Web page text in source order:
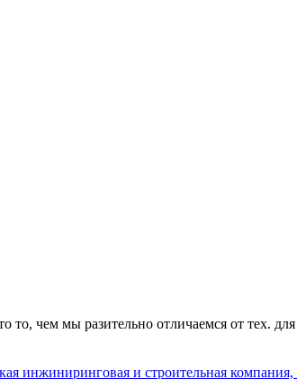
чем мы разительно отличаемся от тех.
инжиниринговая и строительная